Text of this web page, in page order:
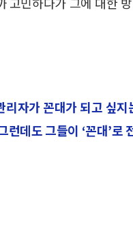
자가 꼰대가 되고 싶
런데도 그들이 ‘꼰대’